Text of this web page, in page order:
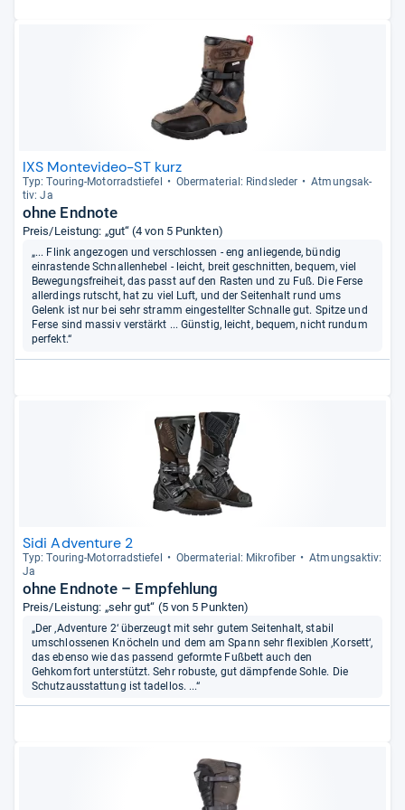
IXS Montevideo-ST kurz
Typ: Tou­ring-​Motor­rad­s­tie­fel Ober­ma­te­rial: Rinds­le­der
Atmungs­ak­
tiv: Ja
ohne Endnote
Preis/Leistung: „gut“ (4 von 5 Punkten)
„... Flink angezogen und verschlossen - eng anliegende, bündig
einrastende Schnallenhebel - leicht, breit geschnitten, bequem, viel
Bewegungsfreiheit, das passt auf den Rasten und zu Fuß. Die Ferse
allerdings rutscht, hat zu viel Luft, und der Seitenhalt rund ums
Gelenk ist nur bei sehr stramm eingestellter Schnalle gut. Spitze und
Ferse sind massiv verstärkt ... Günstig, leicht, bequem, nicht rundum
perfekt.“
Sidi Adventure 2
Typ: Tou­ring-​Motor­rad­s­tie­fel Ober­ma­te­rial: Mikro­fi­ber
Atmungs­ak­tiv:
Ja
ohne Endnote – Empfehlung
Preis/Leistung: „sehr gut“ (5 von 5 Punkten)
„Der ‚Adventure 2‘ überzeugt mit sehr gutem Seitenhalt, stabil
umschlossenen Knöcheln und dem am Spann sehr flexiblen ‚Korsett‘,
das ebenso wie das passend geformte Fußbett auch den
Gehkomfort unterstützt. Sehr robuste, gut dämpfende Sohle. Die
Schutzausstattung ist tadellos. ...“